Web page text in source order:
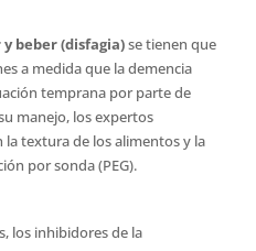
beber (disfagia)se tienen que
a medida que la demencia
temprana por parte de
manejo, los expertos
textura de los alimentos y la
por sonda (PEG).
los inhibidores de la